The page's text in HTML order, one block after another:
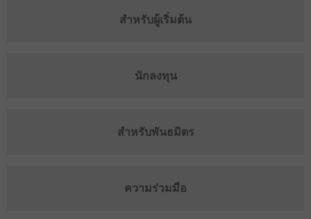
สำหรับผู้เริ่มต้น
นักลงทุน
สำหรับพันธมิตร
ความร่วมมือ